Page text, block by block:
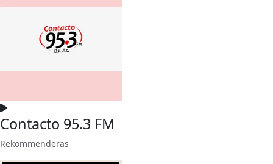
Contacto 95.3 FM
Rekommenderas